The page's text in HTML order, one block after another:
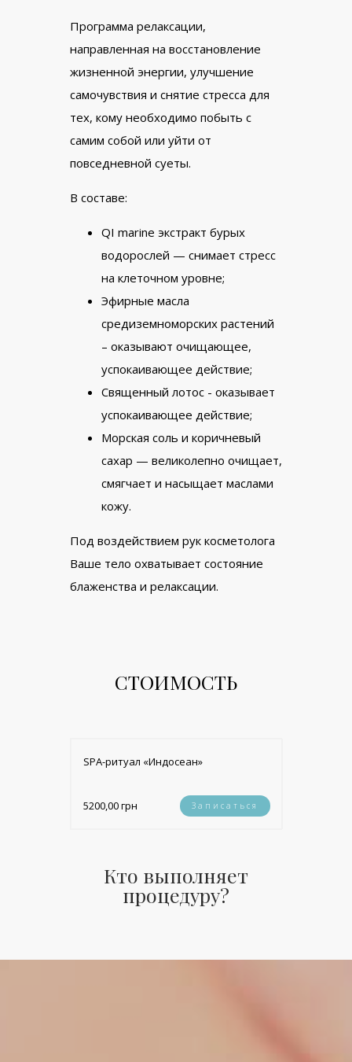
Программа релаксации,
направленная на восстановление
жизненной энергии, улучшение
самочувствия и снятие стресса для
тех, кому необходимо побыть с
самим собой или уйти от
повседневной суеты.
В составе:
QI marine экстракт бурых
водорослей — снимает стресс
на клеточном уровне;
Эфирные масла
средиземноморских растений
– оказывают очищающее,
успокаивающее действие;
Священный лотос - оказывает
успокаивающее действие;
Морская соль и коричневый
сахар — великолепно очищает,
смягчает и насыщает маслами
кожу.
Под воздействием рук косметолога
Ваше тело охватывает состояние
блаженства и релаксации.
СТОИМОСТЬ
SPA-ритуал «Индосеан»
5200,00 грн Записаться
Кто выполняет
процедуру?